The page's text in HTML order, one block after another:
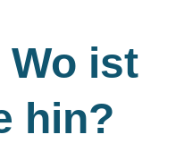
Wo ist
hin?